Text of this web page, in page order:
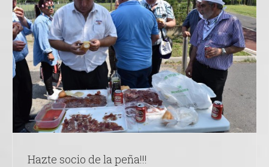
Hazte socio de la peña!!!